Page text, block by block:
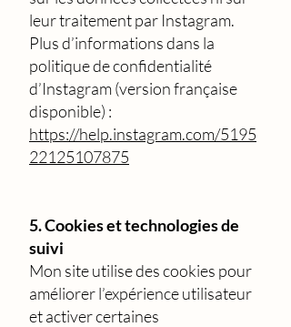
leur traitement par Instagram.
Plus d’informations dans la
politique de confidentialité
d’Instagram (version française
disponible) :
https://help.instagram.com/5195
22125107875
5. Cookies et technologies de
suivi
Mon site utilise des cookies pour
améliorer l’expérience utilisateur
et activer certaines